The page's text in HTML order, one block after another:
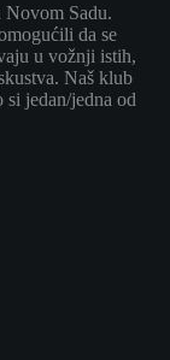
Sadu.
da se
u vožnji istih,
Naš klub
jedan/jedna od